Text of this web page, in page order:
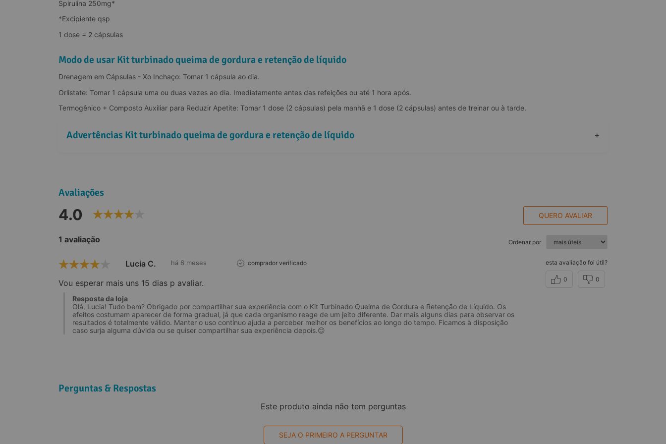
Spirulina 250mg*
*Excipiente qsp
1 dose = 2 cápsulas
Modo de usar Kit turbinado queima de gordura e retenção de líquido
Drenagem em Cápsulas - Xo Inchaço: Tomar 1 cápsula ao dia.
Orlistate: Tomar 1 cápsula uma ou duas vezes ao dia. Imediatamente antes das refeições ou até 1 hora após.
Termogênico + Composto Auxiliar para Reduzir Apetite: Tomar 1 dose (2 cápsulas) pela manhã e 1 dose (2 cápsulas) antes de treinar ou à tarde.
Advertências Kit turbinado queima de gordura e retenção de líquido +
Avaliações
4.0 QUERO AVALIAR
1 avaliação Ordenar por
Lucia C. há 6 meses comprador verificado
Vou esperar mais uns 15 dias p avaliar.
Resposta da loja
Olá, Lucia! Tudo bem? Obrigado por compartilhar sua experiência com o Kit Turbinado Queima de Gordura e Retenção de Líquido. Os
efeitos costumam aparecer de forma gradual, já que cada organismo reage de um jeito diferente. Dar mais alguns dias para observar os
resultados é totalmente válido. Manter o uso contínuo ajuda a perceber melhor os benefícios ao longo do tempo. Ficamos à disposição
caso surja alguma dúvida ou se quiser compartilhar sua experiência depois.😊
esta avaliação foi útil?
0 0
Perguntas & Respostas
Este produto ainda não tem perguntas
SEJA O PRIMEIRO A PERGUNTAR